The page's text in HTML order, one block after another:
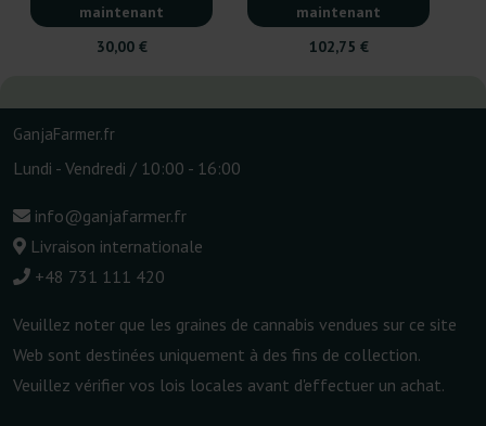
maintenant
30,00 €
maintenant
102,75 €
GanjaFarmer.fr
Lundi - Vendredi / 10:00 - 16:00
info@ganjafarmer.fr
Livraison internationale
+48 731 111 420
Veuillez noter que les graines de cannabis vendues sur ce site
Web sont destinées uniquement à des fins de collection.
Veuillez vérifier vos lois locales avant d'effectuer un achat.